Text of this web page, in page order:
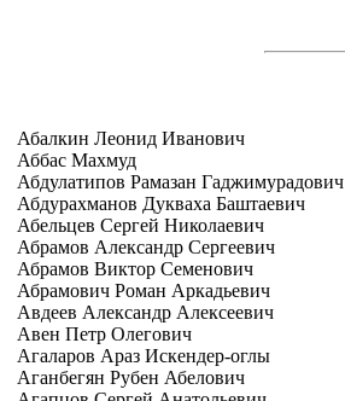
Абалкин Леонид Иванович
Аббас Махмуд
Абдулатипов Рамазан Гаджимурадович
Абдурахманов Дукваха Баштаевич
Абельцев Сергей Николаевич
Абрамов Александр Сергеевич
Абрамов Виктор Семенович
Абрамович Роман Аркадьевич
Авдеев Александр Алексеевич
Авен Петр Олегович
Агаларов Араз Искендер-оглы
Аганбегян Рубен Абелович